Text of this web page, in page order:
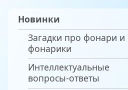
Новинки
Загадки про фонари и
фонарики
Интеллектуальные
вопросы-ответы